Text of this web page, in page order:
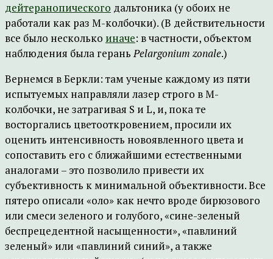
дейтеранопического дальтоника (у обоих не
работали как раз М-колбочки). (В действительности
все было несколько иначе: в частности, объектом
наблюдения была гераньPelargonium zonale.)
Вернемся в Беркли: там ученые каждому из пяти
испытуемых направляли лазер строго в М-
колбочки, не затрагивая S и L, и, пока те
восторгались цветооткровением, просили их
оценить интенсивность новоявленного цвета и
сопоставить его с ближайшими естественными
аналогами – это позволило привести их
субъективность к минимальной объективности. Все
пятеро описали «оло» как нечто вроде бирюзового
или смеси зеленого и голубого, «сине-зеленый
беспрецедентной насыщенности», «павлиний
зеленый» или «павлиний синий», а также